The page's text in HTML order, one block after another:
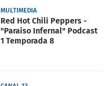
MULTIMEDIA
Red Hot Chili Peppers -
"Paraíso Infernal" Podcast
1 Temporada 8